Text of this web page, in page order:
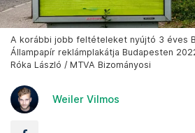
A korábbi jobb feltételeket nyújtó 3 éves
Állampapír reklámplakátja Budapesten
Róka László / MTVA Bizományosi
Weiler Vilmos